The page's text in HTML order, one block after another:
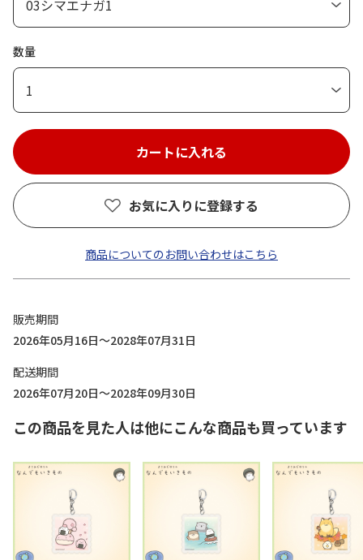
数量
1
お気に入りに登録する
商品についてのお問い合わせはこちら
販売期間
2026年05月16日～2028年07月31日
配送期間
2026年07月20日～2028年09月30日
この商品を見た人は他にこんな商品も買っています